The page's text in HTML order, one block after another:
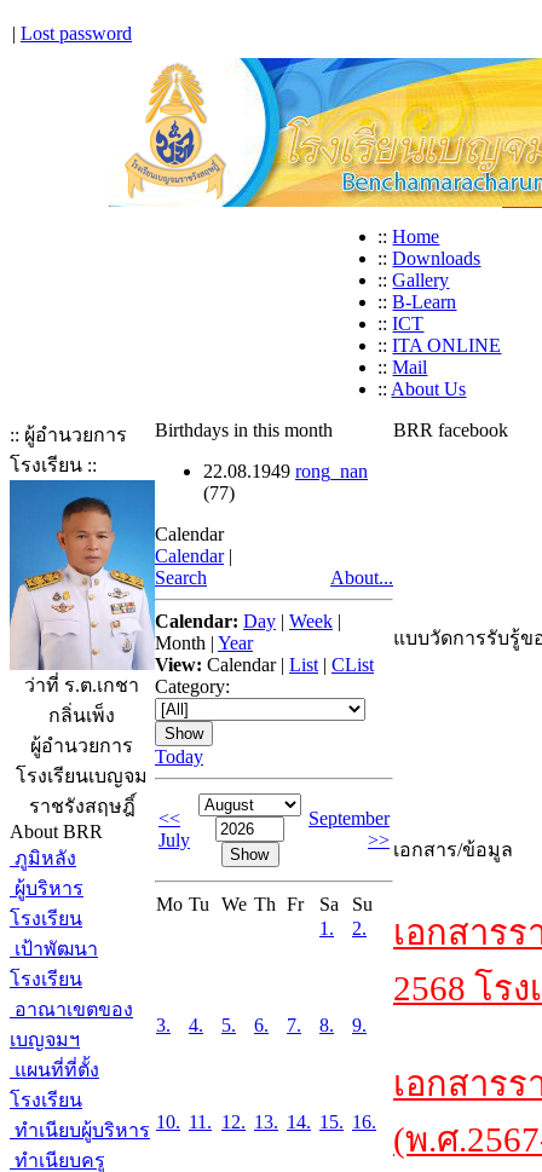
| Lost password
:: Home
:: Downloads
:: Gallery
:: B-Learn
:: ICT
:: ITA ONLINE
:: Mail
:: About Us
:: ผู้อำนวยการ
โรงเรียน ::
ว่าที่ ร.ต.เกชา
กลิ่นเพ็ง
ผู้อำนวยการ
โรงเรียนเบญจม
ราชรังสฤษฎิ์
About BRR
ภูมิหลัง
ผู้บริหาร
โรงเรียน
เป้าพัฒนา
โรงเรียน
อาณาเขตของ
เบญจมฯ
แผนที่ที่ตั้ง
โรงเรียน
ทำเนียบผู้บริหาร
ทำเนียบครู
Birthdays in this month
22.08.1949 rong_nan
(77)
Calendar
Calendar |
Search
About...
Calendar: Day | Week |
Month | Year
View: Calendar| List | CList
Category:
Today
<<
July
September
>>
Mo Tu We Th Fr Sa
Su
1.
2.
3. 4. 5. 6. 7. 8. 9.
10. 11. 12. 13. 14. 15. 16.
BRR facebook
แบบวัดการรับรู้ข
เอกสาร/ข้อมูล
เอกสาร
2568 โร
เอกสาร
(พ.ศ